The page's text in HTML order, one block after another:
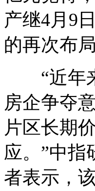
产继4月9
的再次布局
“近年来
房企争夺
片区长期
应。”中指
者表示，